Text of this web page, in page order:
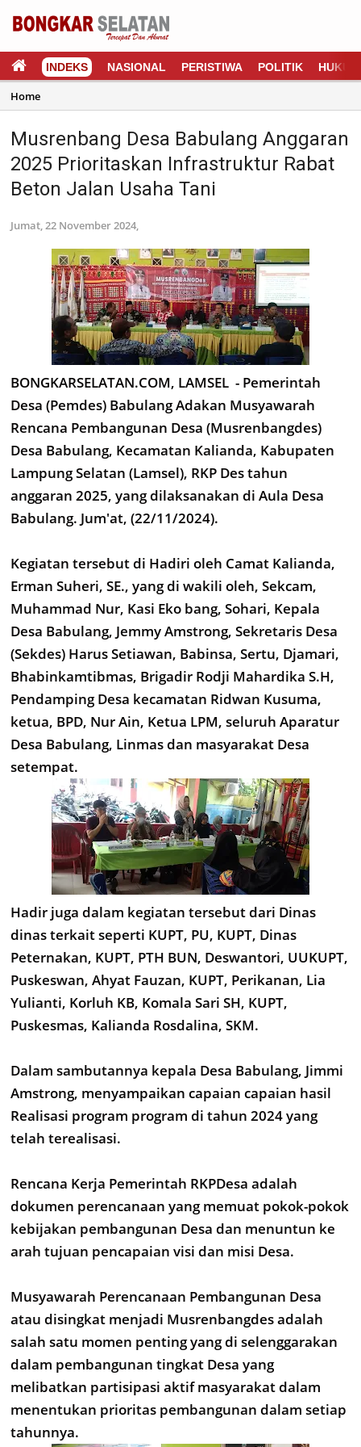
INDEKS NASIONAL PERISTIWA POLITIK HUKUM
Home
Musrenbang Desa Babulang Anggaran
2025 Prioritaskan Infrastruktur Rabat
Beton Jalan Usaha Tani
Jumat, 22 November 2024,
BONGKARSELATAN.COM, LAMSEL - Pemerintah
Desa (Pemdes) Babulang Adakan Musyawarah
Rencana Pembangunan Desa (Musrenbangdes)
Desa Babulang, Kecamatan Kalianda, Kabupaten
Lampung Selatan (Lamsel), RKP Des tahun
anggaran 2025, yang dilaksanakan di Aula Desa
Babulang. Jum'at, (22/11/2024).
Kegiatan tersebut di Hadiri oleh Camat Kalianda,
Erman Suheri, SE., yang di wakili oleh, Sekcam,
Muhammad Nur, Kasi Eko bang, Sohari, Kepala
Desa Babulang, Jemmy Amstrong, Sekretaris Desa
(Sekdes) Harus Setiawan, Babinsa, Sertu, Djamari,
Bhabinkamtibmas, Brigadir Rodji Mahardika S.H,
Pendamping Desa kecamatan Ridwan Kusuma,
ketua, BPD, Nur Ain, Ketua LPM, seluruh Aparatur
Desa Babulang, Linmas dan masyarakat Desa
setempat.
Hadir juga dalam kegiatan tersebut dari Dinas
dinas terkait seperti KUPT, PU, KUPT, Dinas
Peternakan, KUPT, PTH BUN, Deswantori, UUKUPT,
Puskeswan, Ahyat Fauzan, KUPT, Perikanan, Lia
Yulianti, Korluh KB, Komala Sari SH, KUPT,
Puskesmas, Kalianda Rosdalina, SKM.
Dalam sambutannya kepala Desa Babulang, Jimmi
Amstrong, menyampaikan capaian capaian hasil
Realisasi program program di tahun 2024 yang
telah terealisasi.
Rencana Kerja Pemerintah RKPDesa adalah
dokumen perencanaan yang memuat pokok-pokok
kebijakan pembangunan Desa dan menuntun ke
arah tujuan pencapaian visi dan misi Desa.
Musyawarah Perencanaan Pembangunan Desa
atau disingkat menjadi Musrenbangdes adalah
salah satu momen penting yang di selenggarakan
dalam pembangunan tingkat Desa yang
melibatkan partisipasi aktif masyarakat dalam
menentukan prioritas pembangunan dalam setiap
tahunnya.